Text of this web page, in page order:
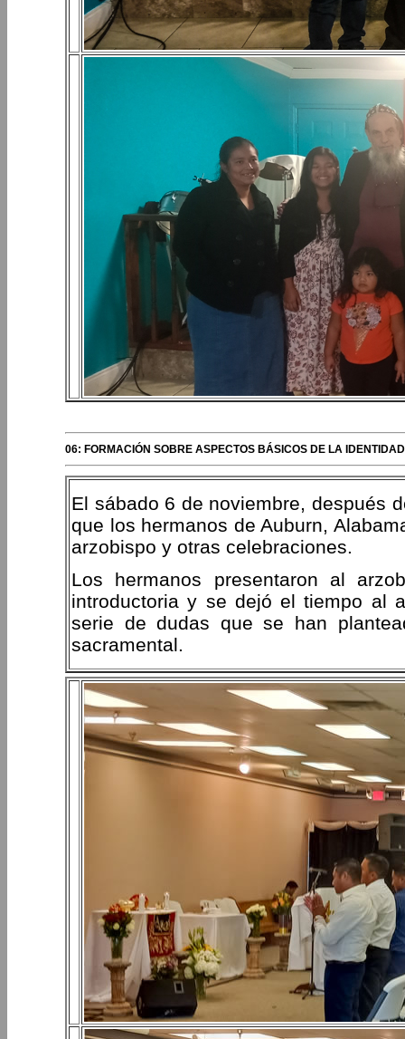
06: FORMACIÓN SOBRE ASPECTOS BÁSICOS DE LA
El sábado 6 de noviembre, después
que los hermanos de Auburn,
arzobispo y otras celebraciones.
Los hermanos presentaron al
introductoria y se dejó el tiempo al
serie de dudas que se han
sacramental.